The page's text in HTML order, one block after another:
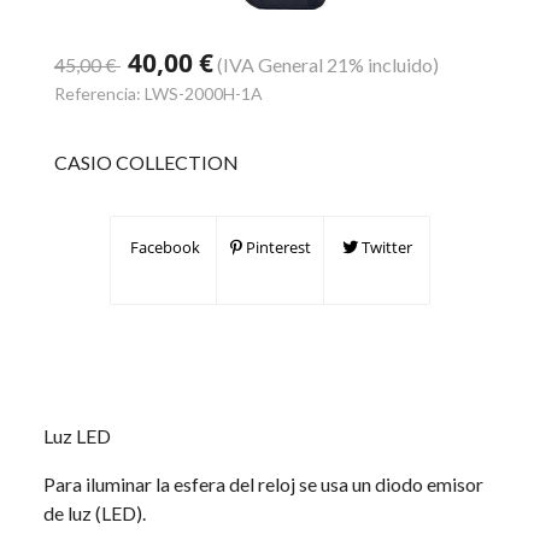
45,00 € 40,00 €(IVA General 21% incluido)
Referencia: LWS-2000H-1A
CASIO COLLECTION
Facebook Pinterest Twitter
Luz LED
Para iluminar la esfera del reloj se usa un diodo emisor
de luz (LED).